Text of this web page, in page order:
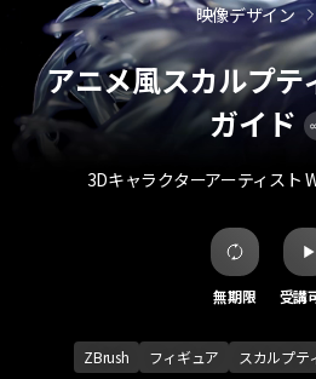
アニメ風スカルプテ
ガイド
3Dキャラクターアーティスト
映像デザイン
無期限 受講
ZBrush フィギュア スカルプテ